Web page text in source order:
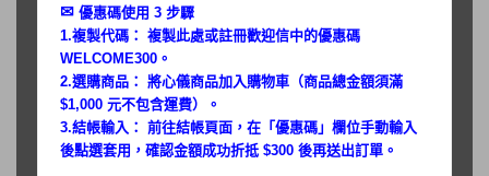
✉︎ 優惠碼使用 3 步驟
1.複製代碼： 複製此處或註冊歡迎信中的優惠碼
WELCOME300。
2.選購商品： 將心儀商品加入購物車（商品總金額須滿
$1,000 元不包含運費）。
3.結帳輸入： 前往結帳頁面，在「 優惠碼 」欄位手動輸入
後點選套用，確認金額成功折抵 $300 後再送出訂單。